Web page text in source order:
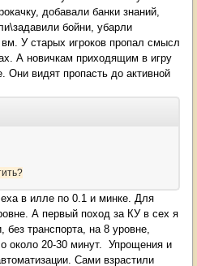
добавали банки знаний,
бойни, убарли
У старых игроков пропал смысл
А новичкам приходящим в игру
Они видят пропасть до активной
в илле по 0.1 и минке. Для
А первый поход за КУ в сех я
транспорта, на 8 уровне,
около 20-30 минут. Упрощения и
Сами взрастили